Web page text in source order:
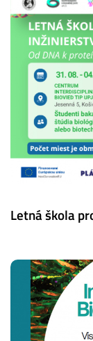
Letná škola